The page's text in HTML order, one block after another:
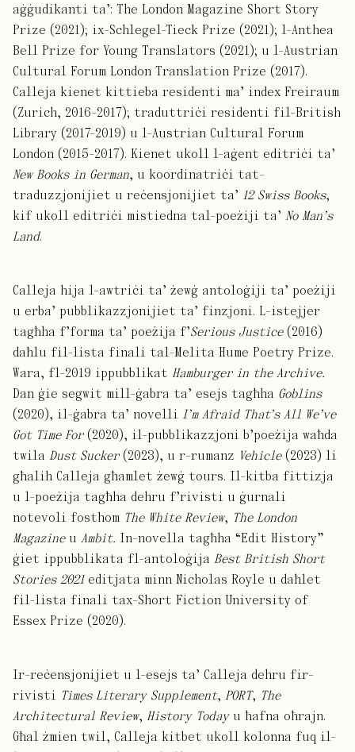
aġġudikanti ta’: The London Magazine Short Story
Prize (2021); ix-Schlegel-Tieck Prize (2021); l-Anthea
Bell Prize for Young Translators (2021); u l-Austrian
Cultural Forum London Translation Prize (2017).
Calleja kienet kittieba residenti ma’ index Freiraum
(Zurich, 2016-2017); traduttriċi residenti fil-British
Library (2017-2019) u l-Austrian Cultural Forum
London (2015-2017). Kienet ukoll l-aġent editriċi ta’
New Books in German, u koordinatriċi tat-
traduzzjonijiet u reċensjonijiet ta’ 12 Swiss Books,
kif ukoll editriċi mistiedna tal-poeżiji ta’ No Man’s
Land.
Calleja hija l-awtriċi ta’ żewġ antoloġiji ta’ poeżiji
u erba’ pubblikazzjonijiet ta’ finzjoni. L-istejjer
tagħha f’forma ta’ poeżija f’Serious Justice(2016)
daħlu fil-lista finali tal-Melita Hume Poetry Prize.
Wara, fl-2019 ippubblikat Hamburger in the Archive.
Dan ġie segwit mill-ġabra ta’ esejs tagħha Goblins
(2020), il-ġabra ta’ novelli I’m Afraid That’s All We’ve
Got Time For(2020), il-pubblikazzjoni b’poeżija waħda
twila Dust Sucker (2023), u r-rumanz Vehicle (2023) li
għalih Calleja għamlet żewġ tours. Il-kitba fittizja
u l-poeżija tagħha dehru f’rivisti u ġurnali
notevoli fosthom The White Review, The London
Magazineu Ambit. In-novella tagħha “Edit History”
ġiet ippubblikata fl-antoloġija Best British Short
Stories 2021editjata minn Nicholas Royle u daħlet
fil-lista finali tax-Short Fiction University of
Essex Prize (2020).
Ir-reċensjonijiet u l-esejs ta’ Calleja dehru fir-
rivisti Times Literary Supplement, PORT, The
Architectural Review, History Todayu ħafna oħrajn.
Għal żmien twil, Calleja kitbet ukoll kolonna fuq il-